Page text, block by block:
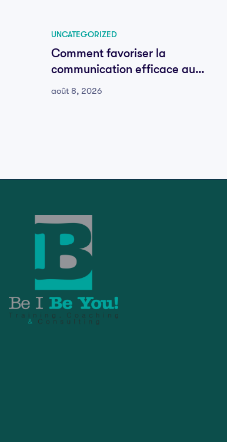
UNCATEGORIZED
Comment favoriser la
communication efficace au
sein de votre équipe
août 8, 2026